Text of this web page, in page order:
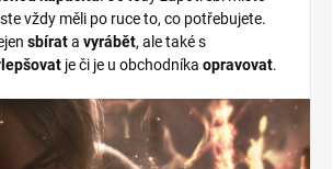
vždy měli po ruce to, co potřebujete.
sbírata vyrábět, ale také s
je či je u obchodníka opravovat.